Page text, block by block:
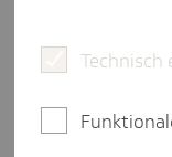
Versicherung -
PDF, 214kB
Technisch